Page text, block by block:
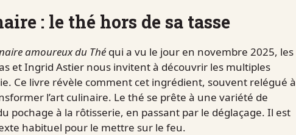
: le thé hors de sa tasse
amoureux du Thé qui a vu le jour en novembre 2025, les
et Ingrid Astier nous invitent à découvrir les multiples
Ce livre révèle comment cet ingrédient, souvent relégué à
l’art culinaire. Le thé se prête à une variété de
pochage à la rôtisserie, en passant par le déglaçage. Il est
habituel pour le mettre sur le feu.